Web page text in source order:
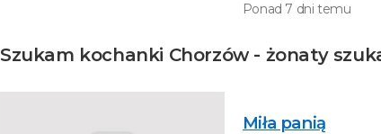
Ponad 7 dni temu
Szukam kochanki Chorzów - żonaty
Miła panią